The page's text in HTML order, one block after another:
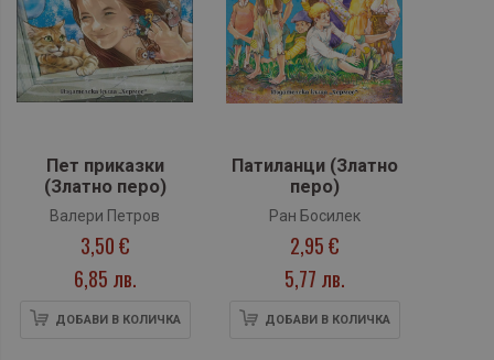
Пет приказки
(Златно перо)
Валери Петров
3,50 €
6,85 лв.
ДОБАВИ В КОЛИЧКА
Патиланци (Златно
перо)
Ран Босилек
2,95 €
5,77 лв.
ДОБАВИ В КОЛИЧКА